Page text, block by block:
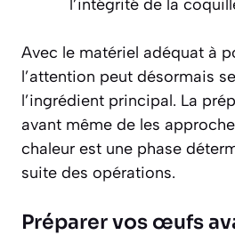
l’intégrité de la
Avec le matériel adéquat à
l’attention peut désormais
l’ingrédient principal. La
avant même de les
chaleur est une phase
suite des opérations.
Préparer vos œufs